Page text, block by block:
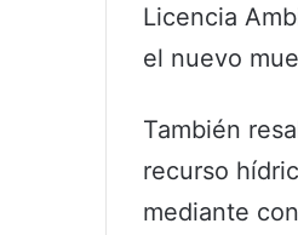
Licencia
el nuevo
También
recurso
mediante